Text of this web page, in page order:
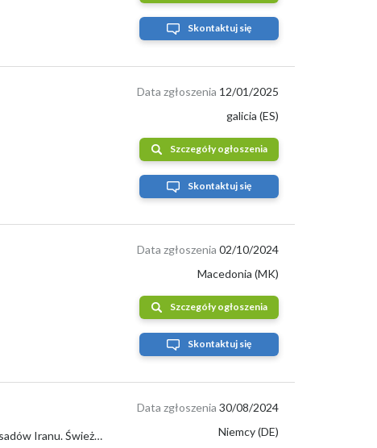
Skontaktuj się
12/01/2025
Data zgłoszenia
galicia (ES)
Szczegóły ogłoszenia
Skontaktuj się
02/10/2024
Data zgłoszenia
Macedonia (MK)
Szczegóły ogłoszenia
Skontaktuj się
30/08/2024
Data zgłoszenia
Sprzedam premium kiwi Hayward z IranuImport kiwi (80-100 g) bezpośrednio z sadów Iranu. Świeże, słodkie kiwi, idealne do dystrybucji w sklep... Niemcy (DE)